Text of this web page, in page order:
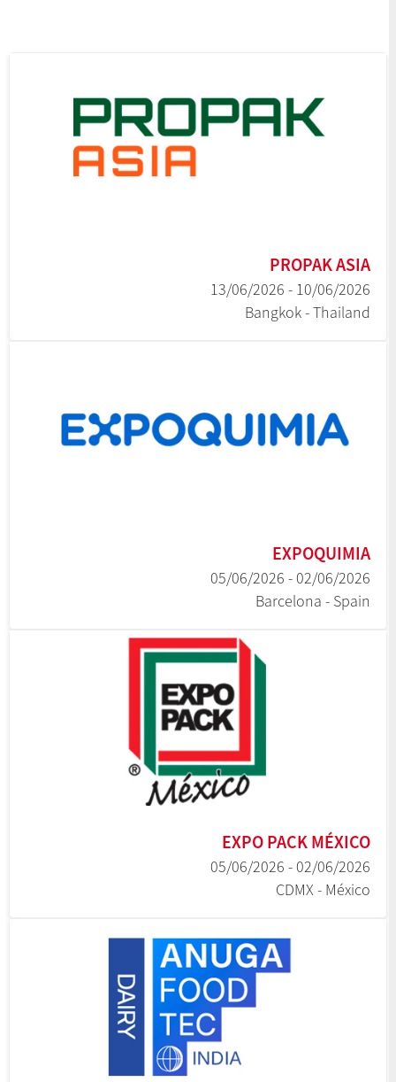
PROPAK ASIA
10/06/2026 - 13/06/2026
Bangkok - Thailand
EXPOQUIMIA
02/06/2026 - 05/06/2026
Barcelona - Spain
EXPO PACK MÉXICO
02/06/2026 - 05/06/2026
CDMX - México